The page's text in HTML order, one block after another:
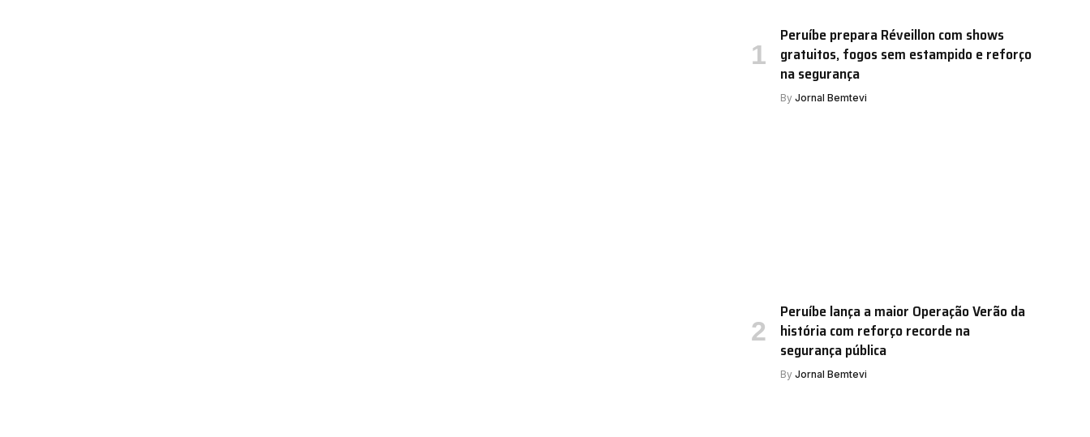
Peruíbe prepara Réveillon com shows
gratuitos, fogos sem estampido e reforço
na segurança
By Jornal Bemtevi
Peruíbe lança a maior Operação Verão da
história com reforço recorde na
segurança pública
By Jornal Bemtevi